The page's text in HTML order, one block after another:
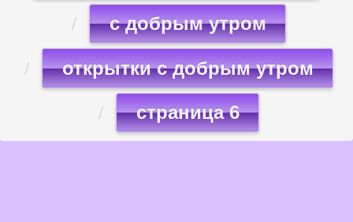
с добрым утром
открытки с добрым утром
страница 6